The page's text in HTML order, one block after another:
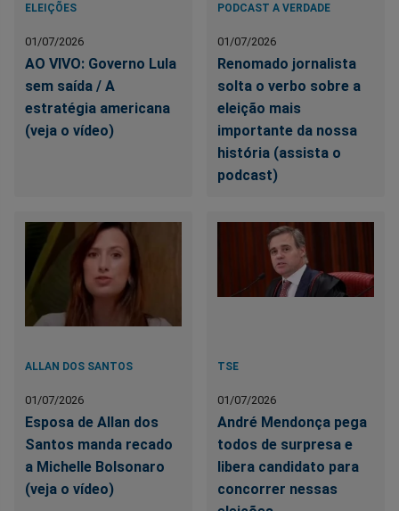
ELEIÇÕES
01/07/2026
AO VIVO: Governo Lula
sem saída / A
estratégia americana
(veja o vídeo)
PODCAST A VERDADE
01/07/2026
Renomado jornalista
solta o verbo sobre a
eleição mais
importante da nossa
história (assista o
podcast)
ALLAN DOS SANTOS
01/07/2026
Esposa de Allan dos
Santos manda recado
a Michelle Bolsonaro
(veja o vídeo)
TSE
01/07/2026
André Mendonça pega
todos de surpresa e
libera candidato para
concorrer nessas